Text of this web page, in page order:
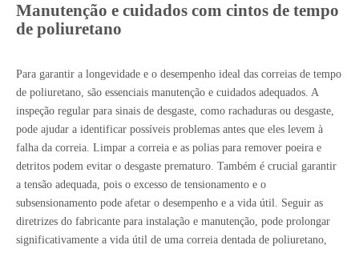
Manutenção e cuidados com cintos de tempo
de poliuretano
Para garantir a longevidade e o desempenho ideal das correias de tempo
de poliuretano, são essenciais manutenção e cuidados adequados. A
inspeção regular para sinais de desgaste, como rachaduras ou desgaste,
pode ajudar a identificar possíveis problemas antes que eles levem à
falha da correia. Limpar a correia e as polias para remover poeira e
detritos podem evitar o desgaste prematuro. Também é crucial garantir
a tensão adequada, pois o excesso de tensionamento e o
subsensionamento pode afetar o desempenho e a vida útil. Seguir as
diretrizes do fabricante para instalação e manutenção, pode prolongar
significativamente a vida útil de uma correia dentada de poliuretano,